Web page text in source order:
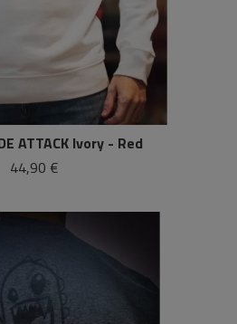
ATTACK Ivory - Red
44,90 €